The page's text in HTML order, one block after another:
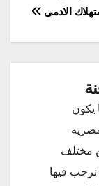
الادمى
يكون
مختلف
نرحب فيها